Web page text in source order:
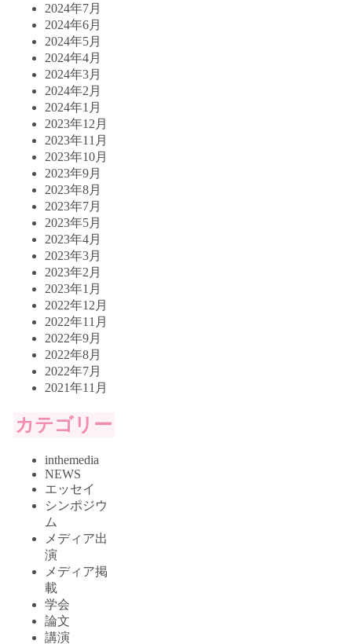
2024年7月
2024年6月
2024年5月
2024年4月
2024年3月
2024年2月
2024年1月
2023年12月
2023年11月
2023年10月
2023年9月
2023年8月
2023年7月
2023年5月
2023年4月
2023年3月
2023年2月
2023年1月
2022年12月
2022年11月
2022年9月
2022年8月
2022年7月
2021年11月
カテゴリー
inthemedia
NEWS
エッセイ
シンポジウ
ム
メディア出
演
メディア掲
載
学会
論文
講演